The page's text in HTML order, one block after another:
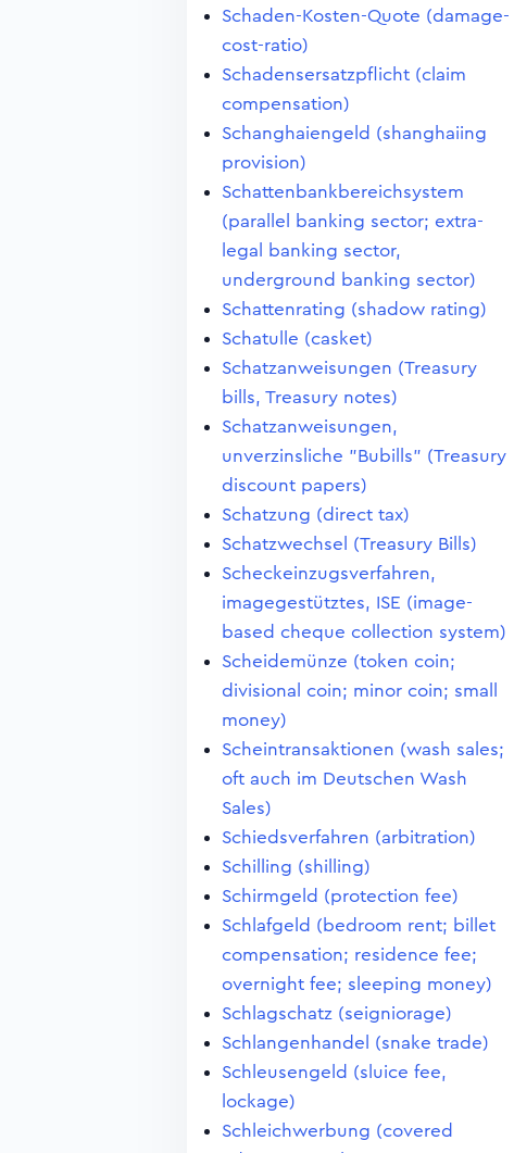
Schaden-Kosten-Quote (damage-
cost-ratio)
Schadensersatzpflicht (claim
compensation)
Schanghaiengeld (shanghaiing
provision)
Schattenbankbereichsystem
(parallel banking sector; extra-
legal banking sector,
underground banking sector)
Schattenrating (shadow rating)
Schatulle (casket)
Schatzanweisungen (Treasury
bills, Treasury notes)
Schatzanweisungen,
unverzinsliche "Bubills" (Treasury
discount papers)
Schatzung (direct tax)
Schatzwechsel (Treasury Bills)
Scheckeinzugsverfahren,
imagegestütztes, ISE (image-
based cheque collection system)
Scheidemünze (token coin;
divisional coin; minor coin; small
money)
Scheintransaktionen (wash sales;
oft auch im Deutschen Wash
Sales)
Schiedsverfahren (arbitration)
Schilling (shilling)
Schirmgeld (protection fee)
Schlafgeld (bedroom rent; billet
compensation; residence fee;
overnight fee; sleeping money)
Schlagschatz (seigniorage)
Schlangenhandel (snake trade)
Schleusengeld (sluice fee,
lockage)
Schleichwerbung (covered